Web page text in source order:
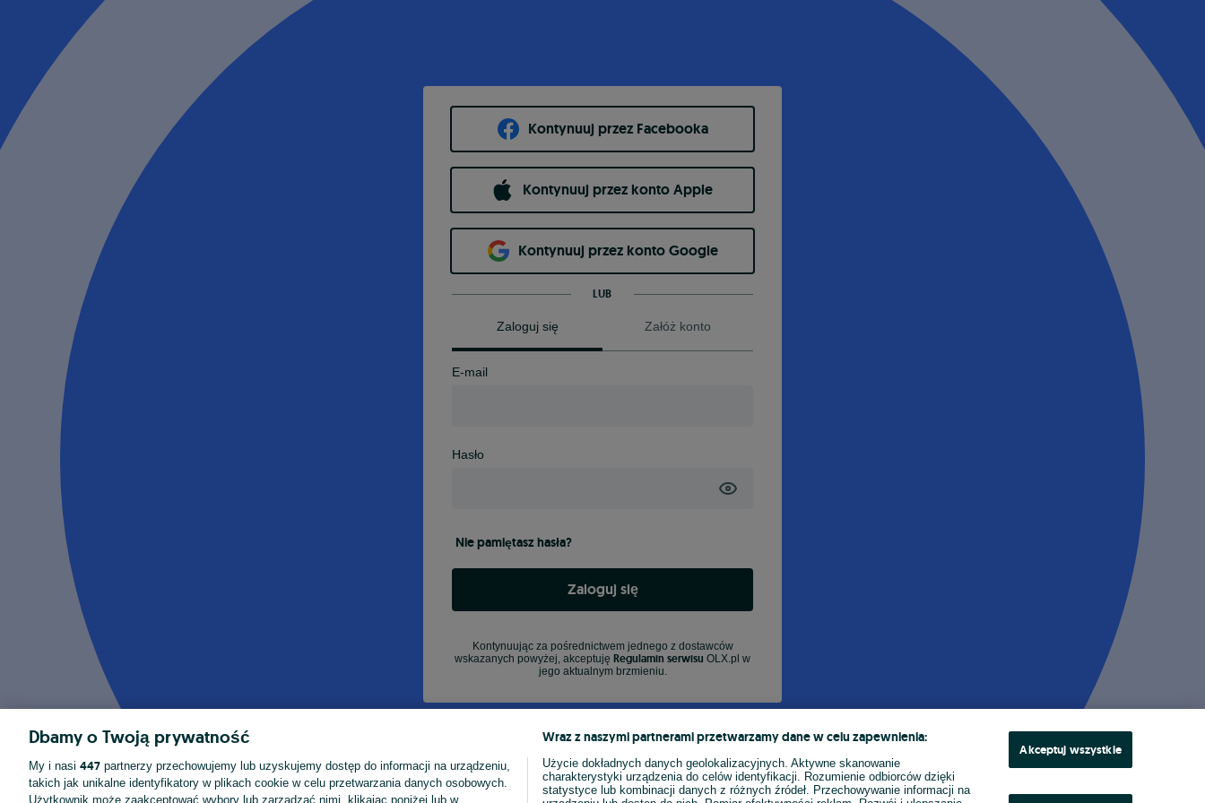
Kontynuuj przez Facebooka
Kontynuuj przez konto Apple
Kontynuuj przez konto Google
LUB
Zaloguj się Załóż konto
E-mail
Hasło
Nie pamiętasz hasła?
Zaloguj się
Kontynuując za pośrednictwem jednego z dostawców
wskazanych powyżej, akceptuję Regulamin serwisu OLX.pl w
jego aktualnym brzmieniu.
Dbamy o Twoją prywatność
My i nasi 447 partnerzy przechowujemy lub uzyskujemy dostęp do informacji na urządzeniu,
takich jak unikalne identyfikatory w plikach cookie w celu przetwarzania danych osobowych.
Użytkownik może zaakceptować wybory lub zarządzać nimi, klikając poniżej lub w
Wraz z naszymi partnerami przetwarzamy dane w celu zapewnienia:
Użycie dokładnych danych geolokalizacyjnych. Aktywne skanowanie
charakterystyki urządzenia do celów identyfikacji. Rozumienie odbiorców dzięki
statystyce lub kombinacji danych z różnych źródeł. Przechowywanie informacji na
Akceptuj wszystkie